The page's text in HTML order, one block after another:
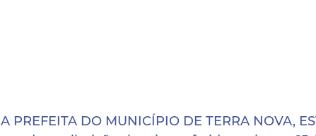
A PREFEITA DO MUNICÍPIO DE TERRA NOVA,